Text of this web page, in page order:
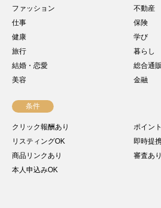
ファッション
不動産
仕事
保険
健康
学び
旅行
暮らし
結婚・恋愛
総合通販
美容
金融
条件
クリック報酬あり
ポイン
リスティングOK
即時提
商品リンクあり
審査あり
本人申込みOK